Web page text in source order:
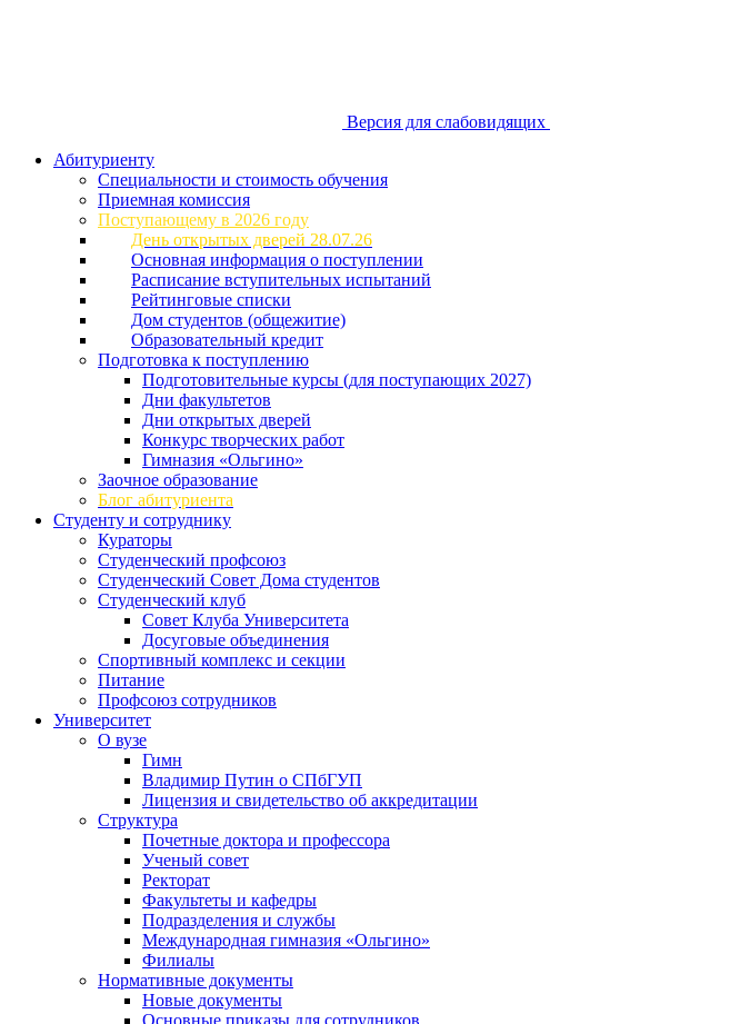
Версия для слабовидящих
Абитуриенту
Специальности и стоимость обучения
Приемная комиссия
Поступающему в 2026 году
День открытых дверей 28.07.26
Основная информация о поступлении
Расписание вступительных испытаний
Рейтинговые списки
Дом студентов (общежитие)
Образовательный кредит
Подготовка к поступлению
Подготовительные курсы (для поступающих 2027)
Дни факультетов
Дни открытых дверей
Конкурс творческих работ
Гимназия «Ольгино»
Заочное образование
Блог абитуриента
Студенту и сотруднику
Кураторы
Студенческий профсоюз
Студенческий Совет Дома студентов
Студенческий клуб
Совет Клуба Университета
Досуговые объединения
Спортивный комплекс и секции
Питание
Профсоюз сотрудников
Университет
О вузе
Гимн
Владимир Путин о СПбГУП
Лицензия и свидетельство об аккредитации
Структура
Почетные доктора и профессора
Ученый совет
Ректорат
Факультеты и кафедры
Подразделения и службы
Международная гимназия «Ольгино»
Филиалы
Нормативные документы
Новые документы
Основные приказы для сотрудников